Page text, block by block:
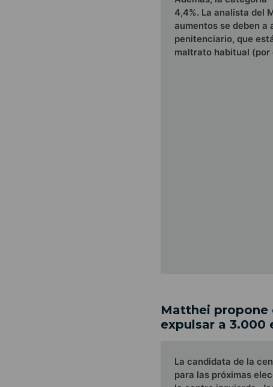
4,4%. La analista del
aumentos se deben
penitenciario, que
maltrato habitual (por
Matthei propone
expulsar a 3.000
La candidata de la
para las próximas